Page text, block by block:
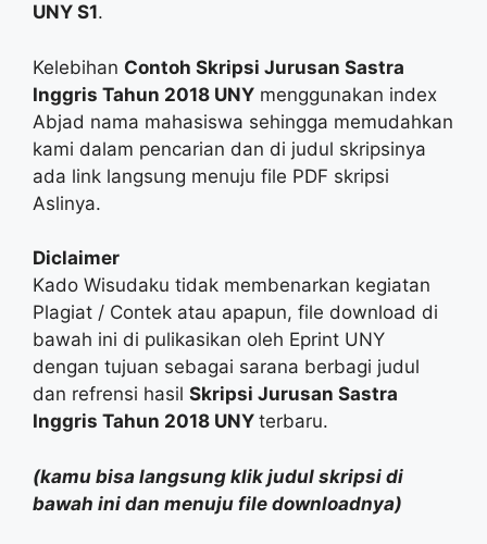
UNY S1.
Kelebihan Contoh Skripsi Jurusan Sastra
Inggris Tahun 2018 UNY menggunakan index
Abjad nama mahasiswa sehingga memudahkan
kami dalam pencarian dan di judul skripsinya
ada link langsung menuju file PDF skripsi
Aslinya.
Diclaimer
Kado Wisudaku tidak membenarkan kegiatan
Plagiat / Contek atau apapun, file download di
bawah ini di pulikasikan oleh Eprint UNY
dengan tujuan sebagai sarana berbagi judul
dan refrensi hasil Skripsi Jurusan Sastra
Inggris Tahun 2018 UNY terbaru.
(kamu bisa langsung klik judul skripsi di
bawah ini dan menuju file downloadnya)